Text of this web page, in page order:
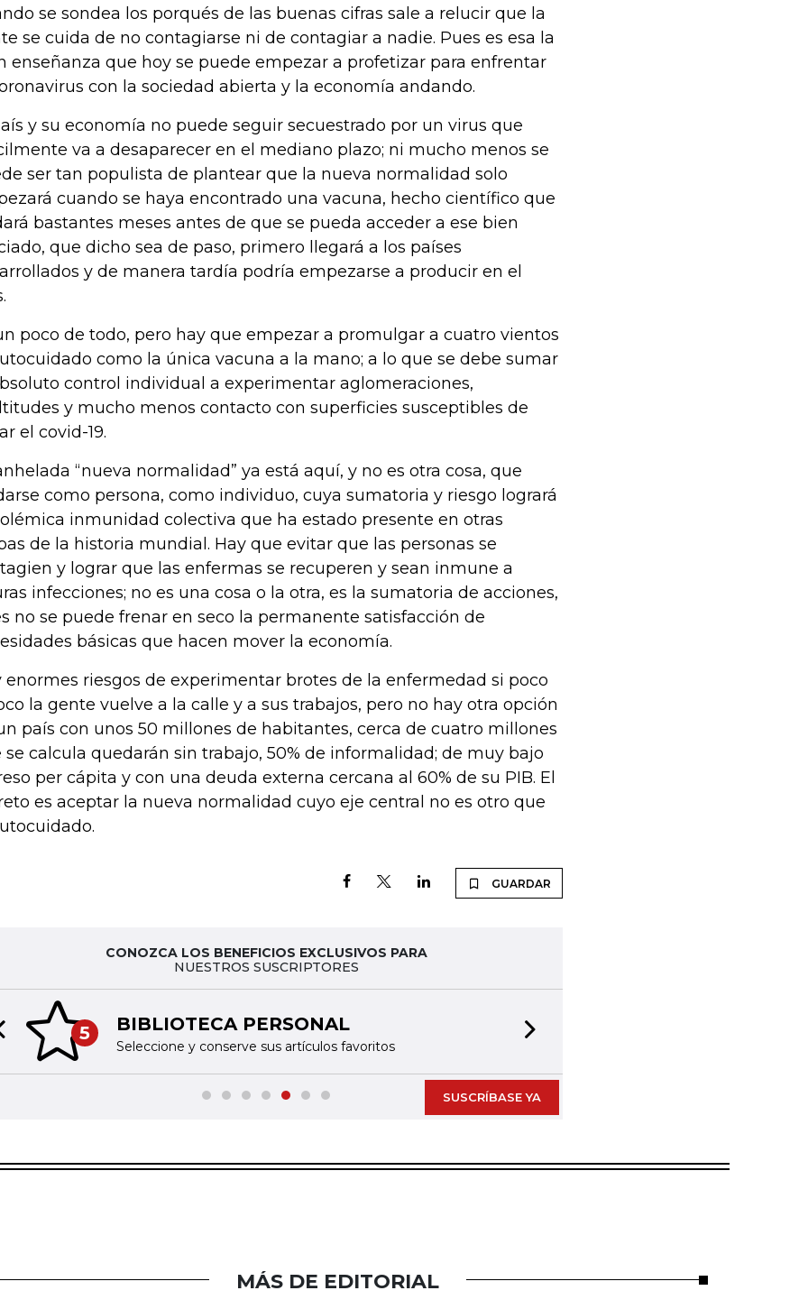
se sondea los porqués de las buenas cifras sale a relucir que la
se cuida de no contagiarse ni de contagiar a nadie. Pues es esa la
enseñanza que hoy se puede empezar a profetizar para enfrentar
con la sociedad abierta y la economía andando.
y su economía no puede seguir secuestrado por un virus que
va a desaparecer en el mediano plazo; ni mucho menos se
ser tan populista de plantear que la nueva normalidad solo
cuando se haya encontrado una vacuna, hecho científico que
bastantes meses antes de que se pueda acceder a ese bien
que dicho sea de paso, primero llegará a los países
y de manera tardía podría empezarse a producir en el
poco de todo, pero hay que empezar a promulgar a cuatro vientos
como la única vacuna a la mano; a lo que se debe sumar
control individual a experimentar aglomeraciones,
y mucho menos contacto con superficies susceptibles de
el covid-19.
“nueva normalidad” ya está aquí, y no es otra cosa, que
como persona, como individuo, cuya sumatoria y riesgo logrará
inmunidad colectiva que ha estado presente en otras
de la historia mundial. Hay que evitar que las personas se
y lograr que las enfermas se recuperen y sean inmune a
infecciones; no es una cosa o la otra, es la sumatoria de acciones,
no se puede frenar en seco la permanente satisfacción de
básicas que hacen mover la economía.
enormes riesgos de experimentar brotes de la enfermedad si poco
la gente vuelve a la calle y a sus trabajos, pero no hay otra opción
país con unos 50 millones de habitantes, cerca de cuatro millones
se calcula quedarán sin trabajo, 50% de informalidad; de muy bajo
per cápita y con una deuda externa cercana al 60% de su PIB. El
es aceptar la nueva normalidad cuyo eje central no es otro que
GUARDAR
CONOZCA LOS BENEFICIOS EXCLUSIVOS PARA
NUESTROS SUSCRIPTORES
5 BIBLIOTECA PERSONAL
Seleccione y conserve sus artículos favoritos
slide
SUSCRÍBASE YA
MÁS DE EDITORIAL